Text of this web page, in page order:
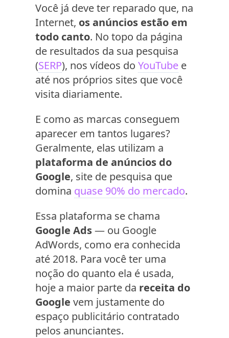
Você já deve ter reparado que, na
Internet, os anúncios estão em
todo canto. No topo da página
de resultados da sua pesquisa
(SERP), nos vídeos do YouTube e
até nos próprios sites que você
visita diariamente.
E como as marcas conseguem
aparecer em tantos lugares?
Geralmente, elas utilizam a
plataforma de anúncios do
Google, site de pesquisa que
domina quase 90% do mercado.
Essa plataforma se chama
Google Ads— ou Google
AdWords, como era conhecida
até 2018. Para você ter uma
noção do quanto ela é usada,
hoje a maior parte da receita do
Google vem justamente do
espaço publicitário contratado
pelos anunciantes.